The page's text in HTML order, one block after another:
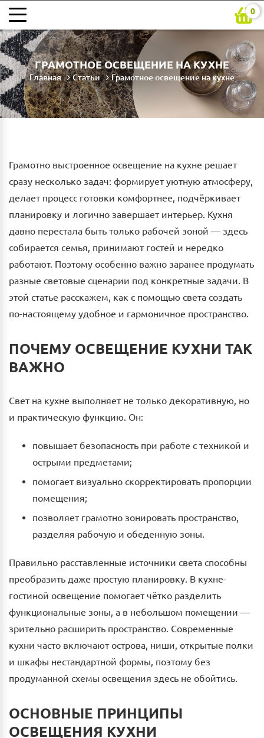
0
ГРАМОТНОЕ ОСВЕЩЕНИЕ НА КУХНЕ
Главная Статьи Грамотное освещение на кухне
Грамотно выстроенное освещение на кухне решает
сразу несколько задач: формирует уютную атмосферу,
делает процесс готовки комфортнее, подчёркивает
планировку и логично завершает интерьер. Кухня
давно перестала быть только рабочей зоной — здесь
собирается семья, принимают гостей и нередко
работают. Поэтому особенно важно заранее продумать
разные световые сценарии под конкретные задачи. В
этой статье расскажем, как с помощью света создать
по-настоящему удобное и гармоничное пространство.
ПОЧЕМУ ОСВЕЩЕНИЕ КУХНИ ТАК
ВАЖНО
Свет на кухне выполняет не только декоративную, но
и практическую функцию. Он:
повышает безопасность при работе с техникой и
острыми предметами;
помогает визуально скорректировать пропорции
помещения;
позволяет грамотно зонировать пространство,
разделяя рабочую и обеденную зоны.
Правильно расставленные источники света способны
преобразить даже простую планировку. В кухне-
гостиной освещение помогает чётко разделить
функциональные зоны, а в небольшом помещении —
зрительно расширить пространство. Современные
кухни часто включают острова, ниши, открытые полки
и шкафы нестандартной формы, поэтому без
продуманной схемы освещения здесь не обойтись.
ОСНОВНЫЕ ПРИНЦИПЫ
ОСВЕЩЕНИЯ КУХНИ